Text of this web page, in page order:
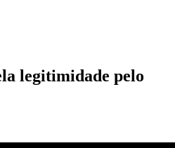
legitimidade pelo